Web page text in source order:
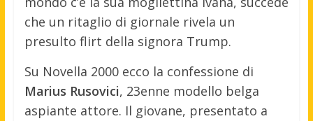
che un ritaglio di giornale rivela un
presulto flirt della signora Trump.
Su Novella 2000 ecco la confessione di
Marius Rusovici, 23enne modello belga
aspiante attore. Il giovane, presentato a